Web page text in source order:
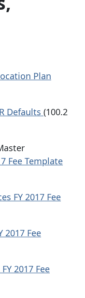
Plan
Defaults (100.2
Fee Template
FY 2017 Fee
2017 Fee
2017 Fee